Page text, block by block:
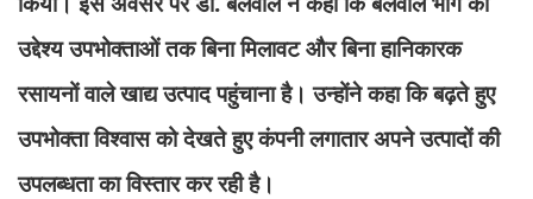
उद्देश्य उपभोक्ताओं तक बिना मिलावट और बिना हानिकारक
रसायनों वाले खाद्य उत्पाद पहुंचाना है। उन्होंने कहा कि बढ़ते हुए
उपभोक्ता विश्वास को देखते हुए कंपनी लगातार अपने उत्पादों की
उपलब्धता का विस्तार कर रही है।